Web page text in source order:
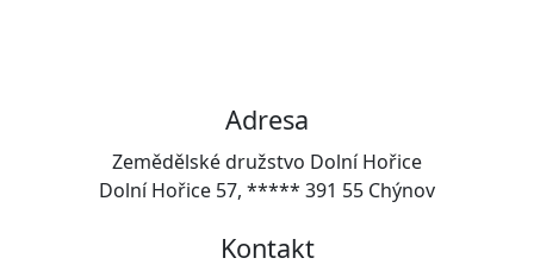
Adresa
Zemědělské družstvo Dolní Hořice
Dolní Hořice 57, ***** 391 55 Chýnov
Kontakt